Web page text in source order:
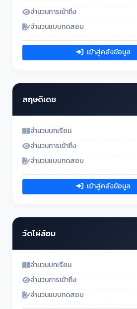
จำนวนการเข้าถึง
จำนวนแบบทดสอบ
เข้าสู่คลังข้อมูล
สฤษดิเดช
จำนวนบทเรียน
จำนวนการเข้าถึง
จำนวนแบบทดสอบ
เข้าสู่คลังข้อมูล
วัดไผ่ล้อม
จำนวนบทเรียน
จำนวนการเข้าถึง
จำนวนแบบทดสอบ